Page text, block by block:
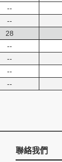
--
--
28
--
--
--
--
聯絡我們